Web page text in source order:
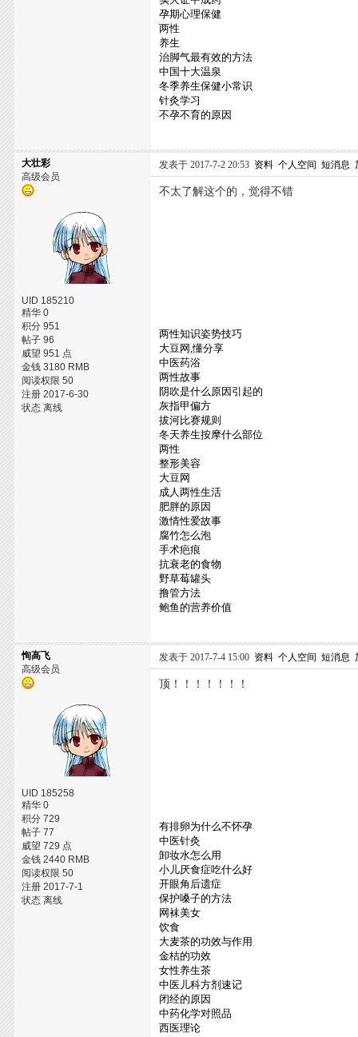
孕期心理保健
两性
养生
治脚气最有效的方法
中国十大温泉
冬季养生保健小常识
针灸学习
不孕不育的原因
大壮彩
高级会员
UID 185210
精华 0
积分 951
帖子 96
威望 951 点
金钱 3180 RMB
阅读权限 50
注册 2017-6-30
状态 离线
发表于 2017-7-2 20:53 资料 个人空间 短消息
不太了解这个的，觉得不错
两性知识姿势技巧
大豆网,懂分享
中医药浴
两性故事
阴吹是什么原因引起的
灰指甲偏方
拔河比赛规则
冬天养生按摩什么部位
两性
整形美容
大豆网
成人两性生活
肥胖的原因
激情性爱故事
腐竹怎么泡
手术疤痕
抗衰老的食物
野草莓罐头
撸管方法
鲍鱼的营养价值
恂高飞
高级会员
UID 185258
精华 0
积分 729
帖子 77
威望 729 点
金钱 2440 RMB
阅读权限 50
注册 2017-7-1
状态 离线
发表于 2017-7-4 15:00 资料 个人空间 短消息
顶！！！！！！！
有排卵为什么不怀孕
中医针灸
卸妆水怎么用
小儿厌食症吃什么好
开眼角后遗症
保护嗓子的方法
网袜美女
饮食
大麦茶的功效与作用
金桔的功效
女性养生茶
中医儿科方剂速记
闭经的原因
中药化学对照品
西医理论